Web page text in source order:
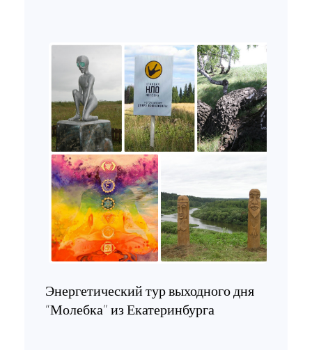
Энергетический тур выходного дня
“Молебка” из Екатеринбурга